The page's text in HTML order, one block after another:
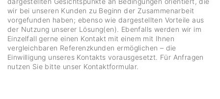
wir bei unseren Kunden zu Beginn der Zusammenarbeit
vorgefunden haben; ebenso wie dargestellten Vorteile aus
der Nutzung unserer Lösung(en). Ebenfalls werden wir im
Einzelfall gerne einen Kontakt mit einem mit Ihnen
vergleichbaren Referenzkunden ermöglichen – die
Einwilligung unseres Kontakts vorausgesetzt. Für Anfragen
nutzen Sie bitte unser Kontaktformular.